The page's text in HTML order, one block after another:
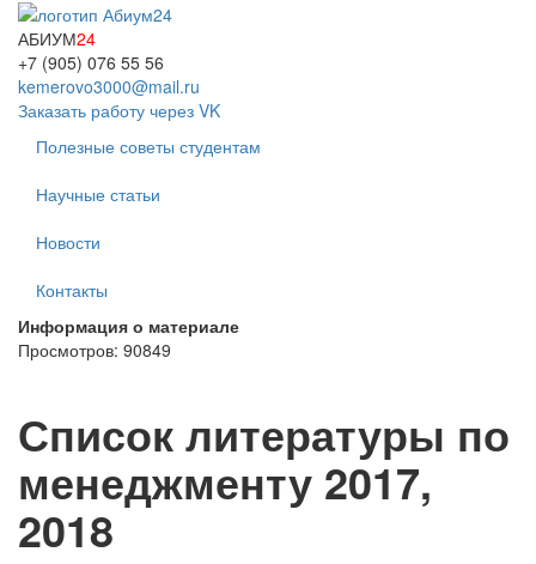
АБИУМ24
+7 (905) 076 55 56
kemerovo3000@mail.ru
Заказать работу через VK
Полезные советы студентам
Научные статьи
Новости
Контакты
Информация о материале
Просмотров: 90849
Список литературы по
менеджменту 2017,
2018